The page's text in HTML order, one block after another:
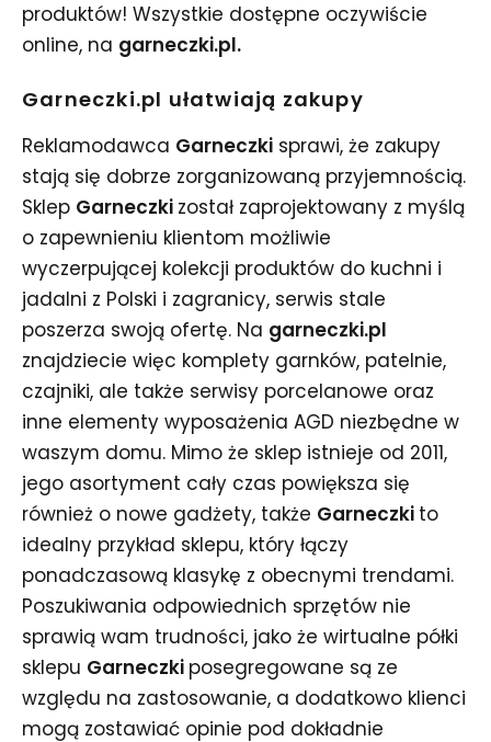
produktów! Wszystkie dostępne oczywiście
online, na garneczki.pl.
Garneczki.pl ułatwiają zakupy
Reklamodawca Garneczki sprawi, że zakupy
stają się dobrze zorganizowaną przyjemnością.
Sklep Garneczki został zaprojektowany z myślą
o zapewnieniu klientom możliwie
wyczerpującej kolekcji produktów do kuchni i
jadalni z Polski i zagranicy, serwis stale
poszerza swoją ofertę. Na garneczki.pl
znajdziecie więc komplety garnków, patelnie,
czajniki, ale także serwisy porcelanowe oraz
inne elementy wyposażenia AGD niezbędne w
waszym domu. Mimo że sklep istnieje od 2011,
jego asortyment cały czas powiększa się
również o nowe gadżety, także Garneczki to
idealny przykład sklepu, który łączy
ponadczasową klasykę z obecnymi trendami.
Poszukiwania odpowiednich sprzętów nie
sprawią wam trudności, jako że wirtualne półki
sklepu Garneczki posegregowane są ze
względu na zastosowanie, a dodatkowo klienci
mogą zostawiać opinie pod dokładnie